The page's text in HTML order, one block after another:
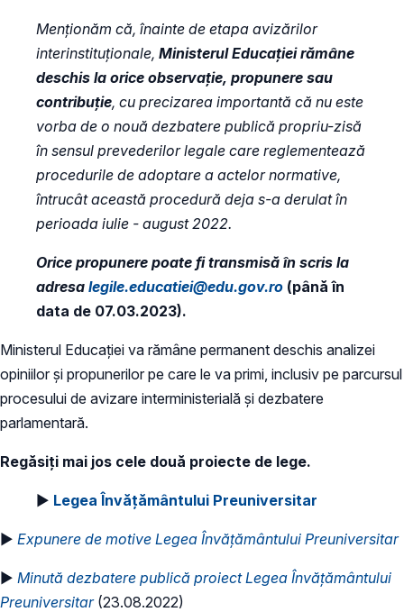
Menționăm că, înainte de etapa avizărilor
interinstituționale, Ministerul Educației rămâne
deschis la orice observație, propunere sau
contribuție, cu precizarea importantă că nu este
vorba de o nouă dezbatere publică propriu-zisă
în sensul prevederilor legale care reglementează
procedurile de adoptare a actelor normative,
întrucât această procedură deja s-a derulat în
perioada iulie - august 2022.
Orice propunere poate fi transmisă în scris la
adresa legile.educatiei@edu.gov.ro (până în
data de 07.03.2023).
Ministerul Educației va rămâne permanent deschis analizei
opiniilor și propunerilor pe care le va primi, inclusiv pe parcursul
procesului de avizare interministerială și dezbatere
parlamentară.
Regăsiți mai jos cele două proiecte de lege.
► Legea Învățământului Preuniversitar
► Expunere de motive Legea Învățământului Preuniversitar
► Minută dezbatere publică proiect Legea Învățământului
Preuniversitar(23.08.2022)